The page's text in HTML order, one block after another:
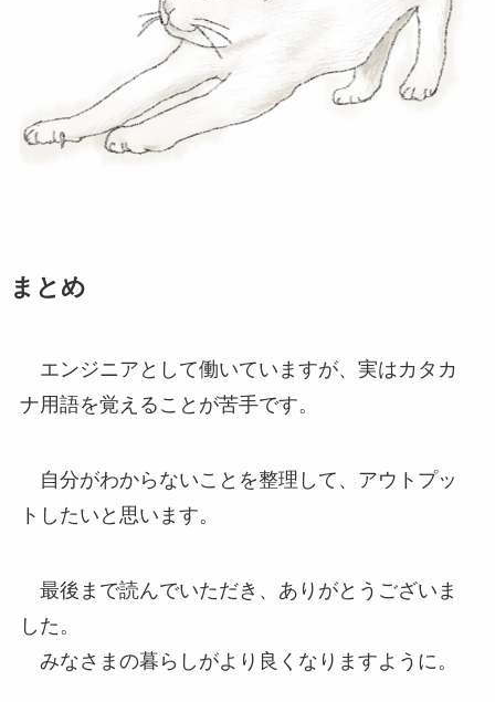
まとめ
エンジニアとして働いていますが、実はカタカ
ナ用語を覚えることが苦手です。
自分がわからないことを整理して、アウトプッ
トしたいと思います。
最後まで読んでいただき、ありがとうございま
した。
みなさまの暮らしがより良くなりますように。